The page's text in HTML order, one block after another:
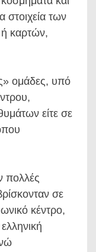
στοιχεία των
καρτών,
ομάδες, υπό
είτε σε
πολλές
σε
κέντρο,